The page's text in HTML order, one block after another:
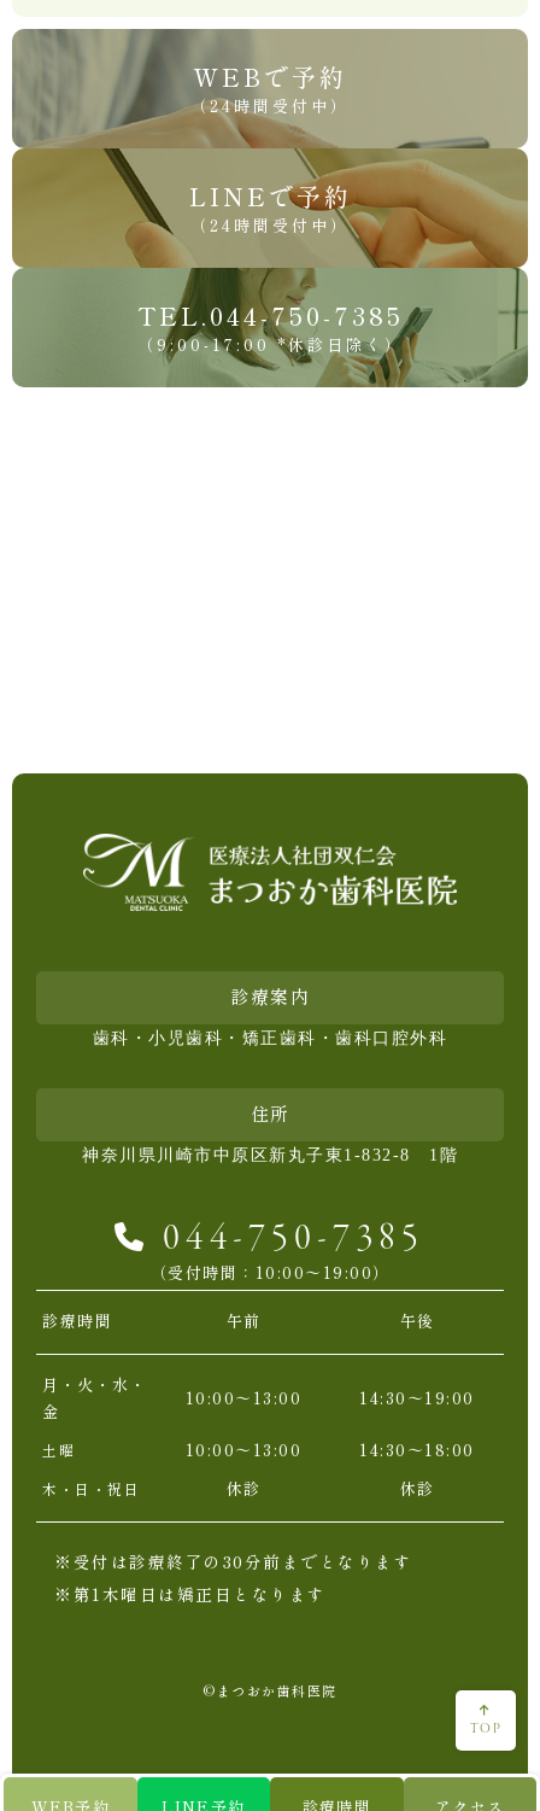
WEB予約 LINE予約 診療時間 アクセス
TOP
WEBで予約
（24時間受付中）
LINEで予約
（24時間受付中）
TEL.044-750-7385
（9:00-17:00 *休診日除く）
診療案内
歯科・小児歯科・矯正歯科・歯科口腔外科
住所
神奈川県川崎市中原区新丸子東1-832-8 1階
044-750-7385
（受付時間：10:00〜19:00）
診療時間 午前 午後
月・火・水・
金
10:00〜13:00 14:30〜19:00
土曜 10:00〜13:00 14:30〜18:00
木・日・祝日 休診 休診
※受付は診療終了の30分前までとなります
※第1木曜日は矯正日となります
©まつおか歯科医院